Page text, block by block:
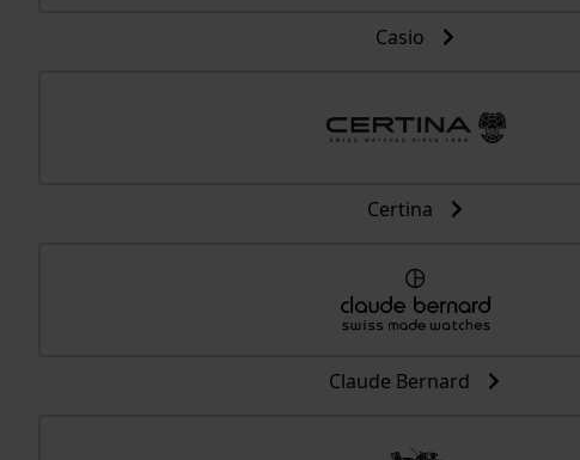
Casio
Certina
Claude Bernard